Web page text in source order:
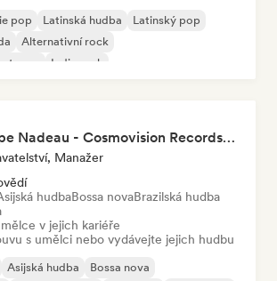
pop Latinská hudba
Latinský pop
Alternativní rock
Indie rock
Felipe Nadeau - Cosmovision Records & Ritmos del Sur
Manažer
hudbaBossa novaBrazilská hudba
v jejich kariéře
s umělci nebo vydávejte jejich hudbu
Asijská hudba
Bossa nova